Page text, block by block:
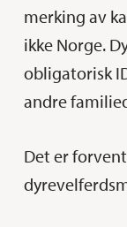
merking av
ikke Norge.
obligatorisk
andre
Det er